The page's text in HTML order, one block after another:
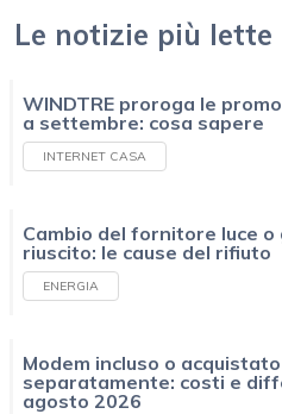
Le notizie più lette
WINDTRE proroga le
a settembre: cosa sapere
INTERNET CASA
Cambio del fornitore luce o
riuscito: le cause del rifiuto
ENERGIA
Modem incluso o acquistato
separatamente: costi e
agosto 2026